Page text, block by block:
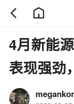
4月新能
表现强劲